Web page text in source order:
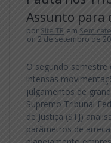
Assunto para
por Site TR em Sem
on 2 de setembro de
O segundo
intensas
julgamentos de
Supremo Tribunal
de Justiça (STJ)
parâmetros de